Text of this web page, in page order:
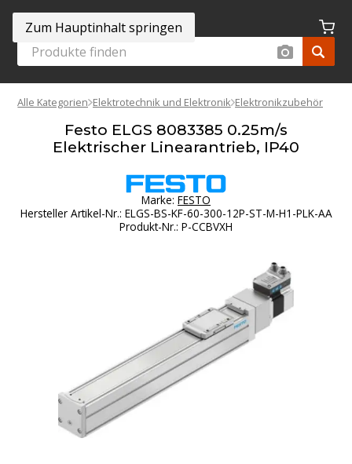
Zum Hauptinhalt springen
Alle Kategorien Elektrotechnik und Elektronik Elektronikzubehör
Festo ELGS 8083385 0.25m/s
Elektrischer Linearantrieb, IP40
Marke: FESTO
Hersteller Artikel-Nr.: ELGS-BS-KF-60-300-12P-ST-M-H1-PLK-AA
Produkt-Nr.: P-CCBVXH